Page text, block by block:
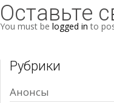
Оставьте
You must be logged in to
Рубрики
Анонсы